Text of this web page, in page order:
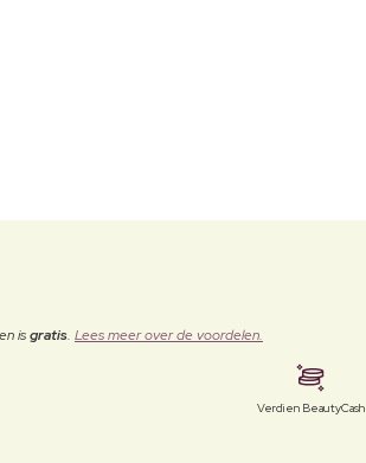
isgratis. Lees meer over de voordelen.
Verdien BeautyCash